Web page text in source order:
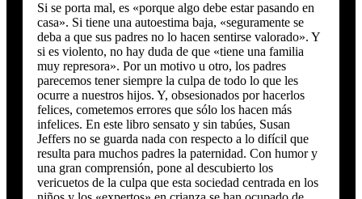
Si se porta mal, es «porque algo debe estar pasando en
casa». Si tiene una autoestima baja, «seguramente se
deba a que sus padres no lo hacen sentirse valorado». Y
si es violento, no hay duda de que «tiene una familia
muy represora». Por un motivo u otro, los padres
parecemos tener siempre la culpa de todo lo que les
ocurre a nuestros hijos. Y, obsesionados por hacerlos
felices, cometemos errores que sólo los hacen más
infelices. En este libro sensato y sin tabúes, Susan
Jeffers no se guarda nada con respecto a lo difícil que
resulta para muchos padres la paternidad. Con humor y
una gran comprensión, pone al descubierto los
vericuetos de la culpa que esta sociedad centrada en los